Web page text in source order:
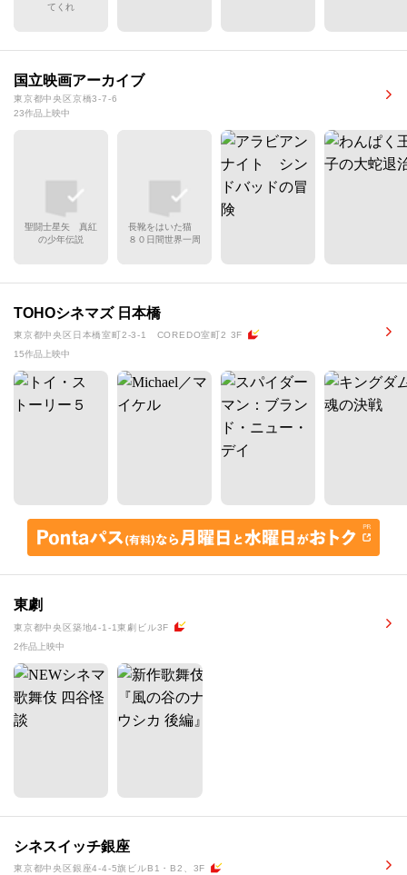
てくれ
国立映画アーカイブ
東京都中央区京橋3-7-6
23作品上映中
聖闘士星矢 真紅
の少年伝説
長靴をはいた猫
８０日間世界一周
TOHOシネマズ 日本橋
東京都中央区日本橋室町2-3-1 COREDO室町2 3F
15作品上映中
東劇
東京都中央区築地4-1-1東劇ビル3F
2作品上映中
シネスイッチ銀座
東京都中央区銀座4-4-5旗ビルB1・B2、3F